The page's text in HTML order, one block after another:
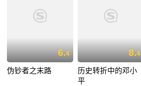
6.4
伪钞者之末路
8.4
历史转折中的邓小
平